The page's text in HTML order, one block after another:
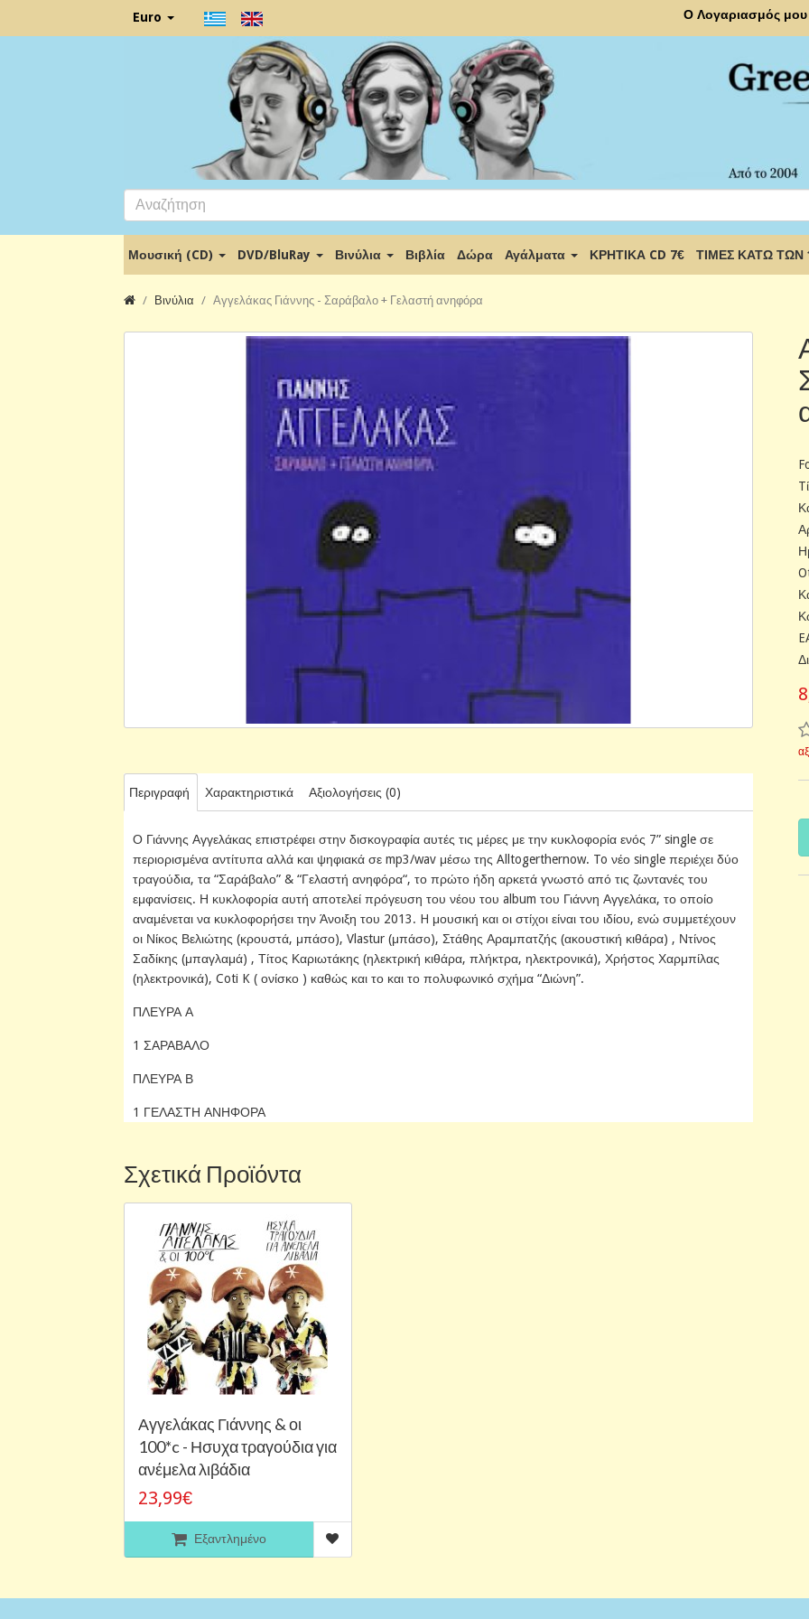
Euro Ο Λογαριασμός μου
Μουσική (CD) DVD/BluRay Βινύλια Βιβλία Δώρα Αγάλματα ΚΡΗΤΙΚΑ CD 7€ ΤΙΜΕΣ ΚΑΤΩ ΤΩΝ
Βινύλια Αγγελάκας Γιάννης - Σαράβαλο + Γελαστή ανηφόρα
Περιγραφή Χαρακτηριστικά Αξιολογήσεις (0)
Ο Γιάννης Αγγελάκας επιστρέφει στην δισκογραφία αυτές τις μέρες με την κυκλοφορία ενός 7” single σε
περιορισμένα αντίτυπα αλλά και ψηφιακά σε mp3/wav μέσω της Alltogerthernow. To νέο single περιέχει δύο
τραγούδια, τα “Σαράβαλο” & “Γελαστή ανηφόρα“, το πρώτο ήδη αρκετά γνωστό από τις ζωντανές του
εμφανίσεις. Η κυκλοφορία αυτή αποτελεί πρόγευση του νέου του album του Γιάννη Αγγελάκα, το οποίο
αναμένεται να κυκλοφορήσει την Άνοιξη του 2013. H μουσική και οι στίχοι είναι του ιδίου, ενώ συμμετέχουν
οι Νίκος Βελιώτης (κρουστά, μπάσο), Vlastur (μπάσο), Στάθης Αραμπατζής (ακουστική κιθάρα) , Ντίνος
Σαδίκης (μπαγλαμά) , Τίτος Καριωτάκης (ηλεκτρική κιθάρα, πλήκτρα, ηλεκτρονικά), Χρήστος Χαρμπίλας
(ηλεκτρονικά), Coti K ( ονίσκο ) καθώς και το και το πολυφωνικό σχήμα “Διώνη”.
ΠΛΕΥΡΑ Α
1 ΣΑΡΑΒΑΛΟ
ΠΛΕΥΡΑ Β
1 ΓΕΛΑΣΤΗ ΑΝΗΦΟΡΑ
Σχετικά Προϊόντα
Αγγελάκας Γιάννης & οι
100*c - Ησυχα τραγούδια για
ανέμελα λιβάδια
23,99€
Εξαντλημένο